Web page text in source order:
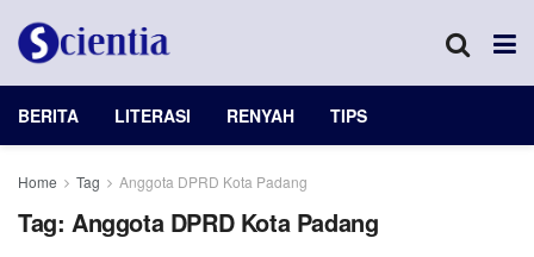
BERITA LITERASI RENYAH TIPS
Home Tag Anggota DPRD Kota Padang
Tag: Anggota DPRD Kota Padang